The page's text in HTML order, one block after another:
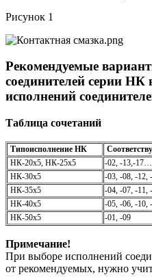
Рисунок 1
Рекомендуемые
соединителей серии НК
исполнений
Таблица сочетаний
Типоисполнение НК
НК-20х5, НК-25х5
-02, -13,-
НК-30х5
-03, -08, -12,
НК-35х5
-04, -07, -11,
НК-40х5
-05, -06, -10,
НК-50х5
-01, -09
Примечание!
При выборе исполнений
от рекомендуемых, нужно